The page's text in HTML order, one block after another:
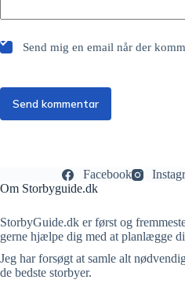
Send mig en email når der
Send kommentar
Facebook
Om Storbyguide.dk
StorbyGuide.dk er først og
gerne hjælpe dig med at planlægge
Jeg har forsøgt at samle alt
de bedste storbyer.